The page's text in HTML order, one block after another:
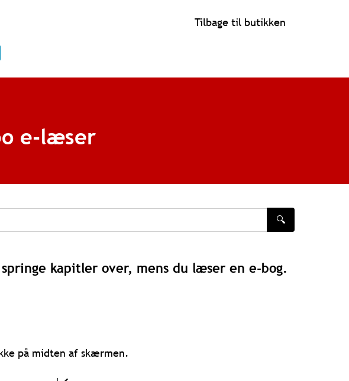
Tilbage til butikken
e-læser
🔍
kapitler over, mens du læser en e-bog.
på midten af skærmen.